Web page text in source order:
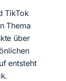
TikTok
Thema
über
entsteht